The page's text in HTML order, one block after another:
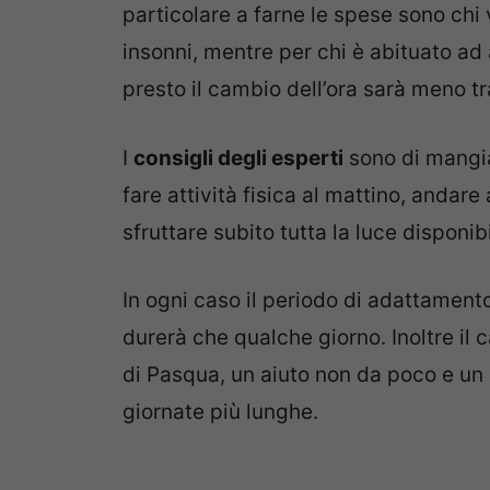
particolare a farne le spese sono
insonni, mentre per chi è abituato
presto il cambio dell’ora sarà meno
I consigli degli esperti sono di
fare attività fisica al mattino, andare
sfruttare subito tutta la luce
In ogni caso il periodo di
durerà che qualche giorno. Inoltre il
di Pasqua, un aiuto non da poco e
giornate più lunghe.